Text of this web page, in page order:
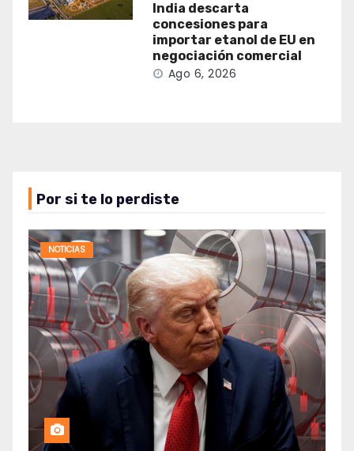
India descarta
concesiones para
importar etanol de EU en
negociación comercial
Ago 6, 2026
Por si te lo perdiste
NOTICIAS